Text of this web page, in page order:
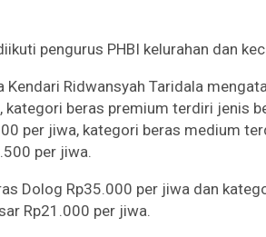
pengurus PHBI kelurahan dan
Kendari Ridwansyah Taridala
kategori beras premium terdiri jenis
per jiwa, kategori beras medium
per jiwa.
Dolog Rp35.000 per jiwa dan
Rp21.000 per jiwa.